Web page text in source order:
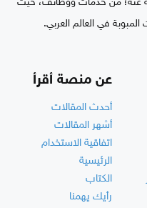
عنه؛ من خدمات ووظائف، حيث
في العالم العربي.
عن منصة أقرأ
أحدث المقالات
أشهر المقالات
اتفاقية الاستخدام
الرئيسية
الكتاب
رأيك يهمنا